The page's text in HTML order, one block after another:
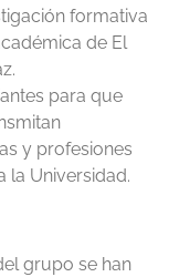
formativa
de El
para que
y profesiones
la Universidad.
grupo se han